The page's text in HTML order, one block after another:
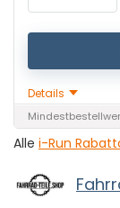
Details
Alle i-Run